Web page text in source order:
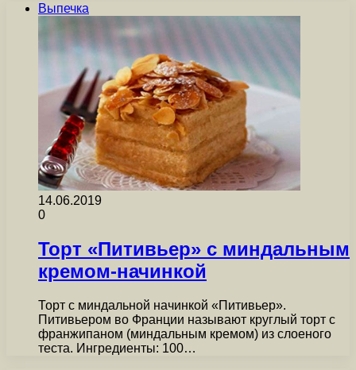
Выпечка
14.06.2019
0
Торт «Питивьер» с миндальным
кремом-начинкой
Торт с миндальной начинкой «Питивьер».
Питивьером во Франции называют круглый торт с
франжипаном (миндальным кремом) из слоеного
теста. Ингредиенты: 100…